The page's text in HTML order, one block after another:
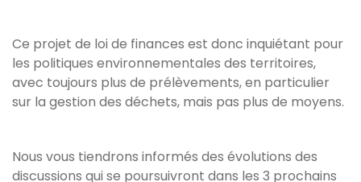
Ce projet de loi de finances est donc inquiétant pour
les politiques environnementales des territoires,
avec toujours plus de prélèvements, en particulier
sur la gestion des déchets, mais pas plus de moyens.
Nous vous tiendrons informés des évolutions des
discussions qui se poursuivront dans les 3 prochains